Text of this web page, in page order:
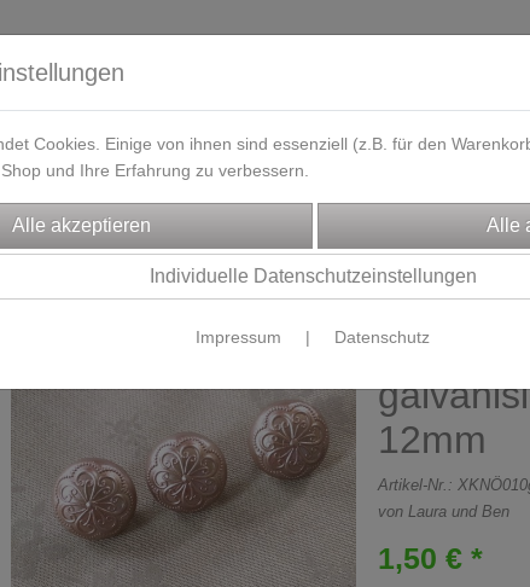
Lieferzeit Kontakt / Öffnungszeiten Gutscheine
TRACHTENZUBEHÖR Trachtenknöpfe
Knopf -
12mm
Artikel-Nr.:
von Laura und Ben
1,50 € *
Cookies. Einige von ihnen sind essenziell (z.B. für den
und Ihre Erfahrung zu verbessern.
Individuelle Datenschutzeinstellungen
Impressum | Datenschutz